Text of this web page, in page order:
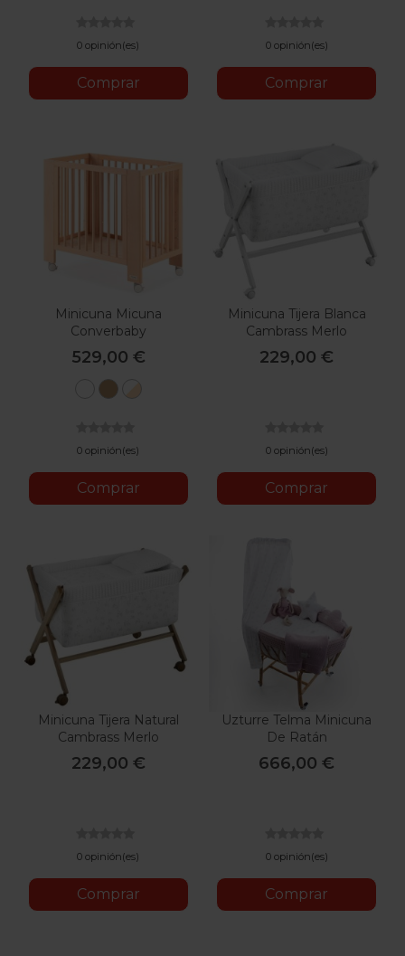
0 opinión(es)
Comprar
Natural
0 opinión(es)
Comprar
Minicuna Micuna
Converbaby
529,00 €
Blanco
Cera
Natural
0 opinión(es)
Comprar
Minicuna Tijera Blanca
Cambrass Merlo
229,00 €
0 opinión(es)
Comprar
Minicuna Tijera Natural
Cambrass Merlo
229,00 €
0 opinión(es)
Comprar
Uzturre Telma Minicuna
De Ratán
666,00 €
0 opinión(es)
Comprar